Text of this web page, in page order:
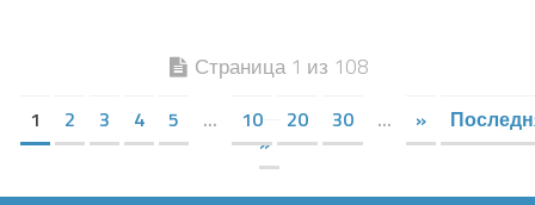
Страница 1 из 108
1 2 3 4 5 ... 10 20 30 ... »
»